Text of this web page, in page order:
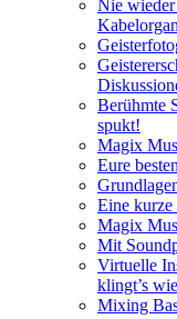
Nie
Berühmte
spukt!
Magix
Eure
Eine
Magix
Mit
Virtuelle
klingt’s
Mixing